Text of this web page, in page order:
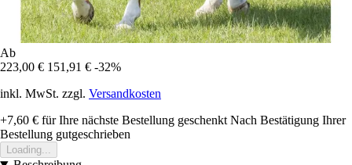
Ab
223,00 € 151,91 € -32%
inkl. MwSt. zzgl. Versandkosten
+7,60 € für Ihre nächste Bestellung geschenkt Nach Bestätigung Ihrer
Bestellung gutgeschrieben
Loading...